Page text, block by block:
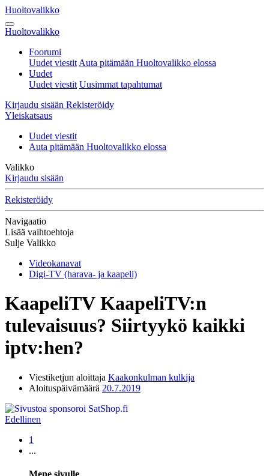
Huoltovalikko
Huoltovalikko
Foorumi
Uudet viestit Auta pitämään Huoltovalikko elossa
Uudet
Uudet viestit Uusimmat tapahtumat
Kirjaudu sisään Rekisteröidy
Yleiskatsaus
Uudet viestit
Auta pitämään Huoltovalikko elossa
Valikko
Kirjaudu sisään
Rekisteröidy
Navigaatio
Lisää vaihtoehtoja
Sulje Valikko
Videokanavat
Digi-TV (harava- ja kaapeli)
KaapeliTV KaapeliTV:n
tulevaisuus? Siirtyykö kaikki
iptv:hen?
Viestiketjun aloittaja Kaakonkulman kulkija
Aloituspäivämäärä 20.7.2019
Edellinen
1
...